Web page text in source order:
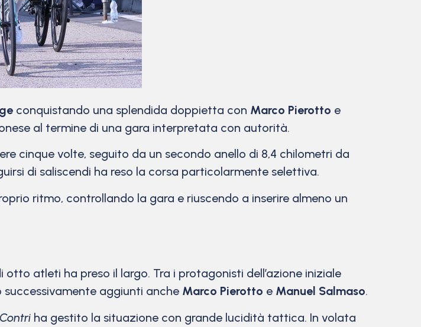
conquistando una splendida doppietta con Marco Pierotto e
al termine di una gara interpretata con autorità.
cinque volte, seguito da un secondo anello di 8,4 chilometri da
di saliscendi ha reso la corsa particolarmente selettiva.
ritmo, controllando la gara e riuscendo a inserire almeno un
atleti ha preso il largo. Tra i protagonisti dell’azione iniziale
successivamente aggiunti anche Marco Pierotto e Manuel Salmaso.
ha gestito la situazione con grande lucidità tattica. In volata